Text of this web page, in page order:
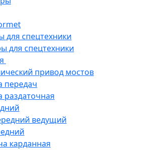
для спецтехники
для спецтехники
привод мостов
передач
раздаточная
ведущий
карданная